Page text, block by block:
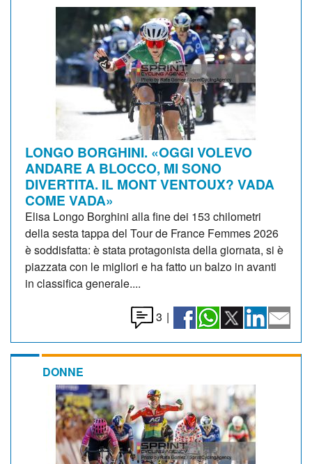
LONGO BORGHINI. «OGGI VOLEVO
ANDARE A BLOCCO, MI SONO
DIVERTITA. IL MONT VENTOUX? VADA
COME VADA»
Elisa Longo Borghini alla fine dei 153 chilometri
della sesta tappa del Tour de France Femmes 2026
è soddisfatta: è stata protagonista della giornata, si è
piazzata con le migliori e ha fatto un balzo in avanti
in classifica generale....
3 |
DONNE